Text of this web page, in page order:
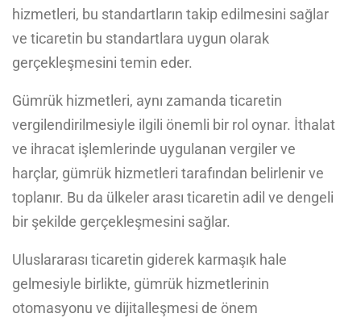
hizmetleri, bu standartların takip edilmesini sağlar
ve ticaretin bu standartlara uygun olarak
gerçekleşmesini temin eder.
Gümrük hizmetleri, aynı zamanda ticaretin
vergilendirilmesiyle ilgili önemli bir rol oynar. İthalat
ve ihracat işlemlerinde uygulanan vergiler ve
harçlar, gümrük hizmetleri tarafından belirlenir ve
toplanır. Bu da ülkeler arası ticaretin adil ve dengeli
bir şekilde gerçekleşmesini sağlar.
Uluslararası ticaretin giderek karmaşık hale
gelmesiyle birlikte, gümrük hizmetlerinin
otomasyonu ve dijitalleşmesi de önem